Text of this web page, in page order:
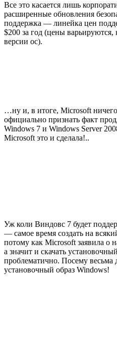
Все это касается лишь
расширенные обновления
поддержка — линейка цен
$200 за год (цены варьируются,
версии ос).
…ну и, в итоге, Microsoft ничего
официально признать факт
Windows 7 и Windows Server
Microsoft это и сделала!..
Уж коли Виндовс 7 будет
— самое время создать на
потому как Microsoft заявила о
а значит и скачать
проблематично. Посему весьма
установочный образ Windows!